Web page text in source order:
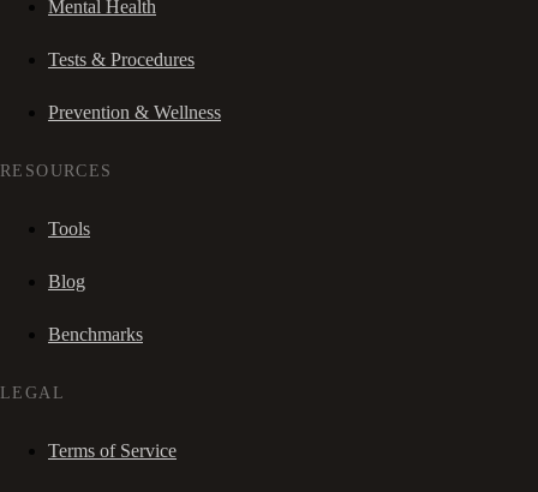
Mental Health
Tests & Procedures
Prevention & Wellness
RESOURCES
Tools
Blog
Benchmarks
LEGAL
Terms of Service